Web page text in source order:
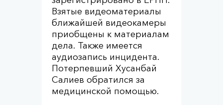
Взятые видеоматериалы
ближайшей видеокамеры
приобщены к материалам
дела. Также имеется
аудиозапись инцидента.
Потерпевший Хусанбай
Салиев обратился за
медицинской помощью.